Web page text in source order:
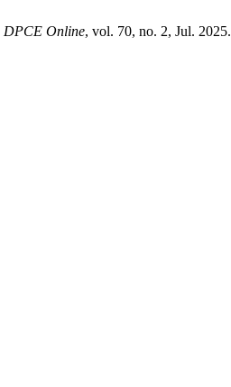
DPCE Online, vol. 70, no. 2, Jul. 2025.